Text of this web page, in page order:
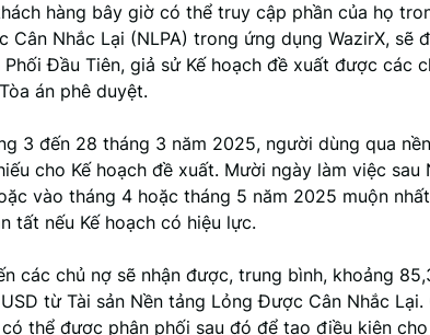
hàng bây giờ có thể truy cập phần của họ
Cân Nhắc Lại (NLPA) trong ứng dụng WazirX, sẽ
Phối Đầu Tiên, giả sử Kế hoạch đề xuất được các
án phê duyệt.
3 đến 28 tháng 3 năm 2025, người dùng qua
cho Kế hoạch đề xuất. Mười ngày làm việc sau
vào tháng 4 hoặc tháng 5 năm 2025 muộn
tất nếu Kế hoạch có hiệu lực.
các chủ nợ sẽ nhận được, trung bình, khoảng
từ Tài sản Nền tảng Lỏng Được Cân Nhắc Lại.
có thể được phân phối sau đó để tạo điều kiện